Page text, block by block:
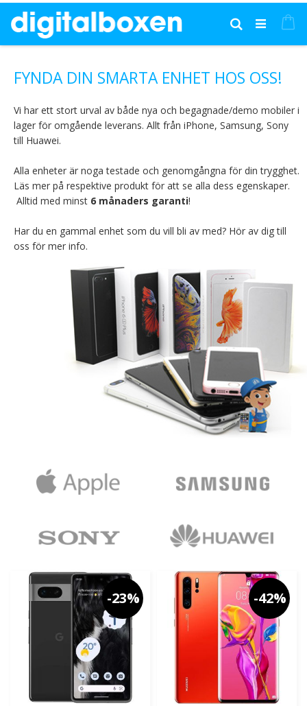
till
innehållet
Sök
FYNDA DIN SMARTA ENHET HOS OSS!
Vi har ett stort urval av både nya och begagnade/demo mobiler i
lager för omgående leverans. Allt från iPhone, Samsung, Sony
till Huawei.
Alla enheter är noga testade och genomgångna för din trygghet.
Läs mer på respektive produkt för att se alla dess egenskaper.
Alltid med minst 6 månaders garanti!
Har du en gammal enhet som du vill bli av med? Hör av dig till
oss för mer info.
-23% -42%